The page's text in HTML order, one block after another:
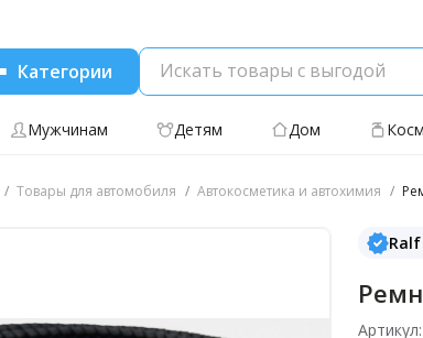
Категории
Мужчинам Детям Дом
Товары для автомобиля Автокосметика и автохимия